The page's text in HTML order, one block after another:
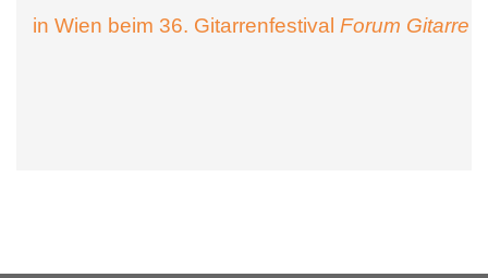
in Wien beim 36. Gitarrenfestival Forum Gitarre